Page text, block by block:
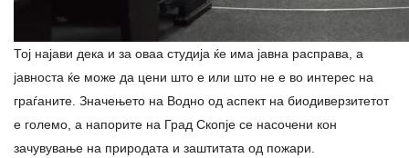
Тој најави дека и за оваа студија ќе има јавна расправа, а
јавноста ќе може да цени што е или што не е во интерес на
граѓаните. Значењето на Водно од аспект на биодиверзитетот
е големо, а напорите на Град Скопје се насочени кон
зачувување на природата и заштитата од пожари.